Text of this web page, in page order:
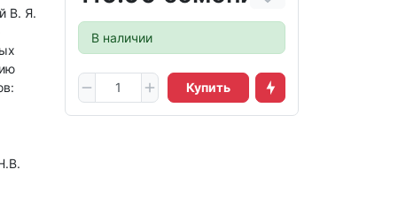
В наличии
Купить
В. Я.